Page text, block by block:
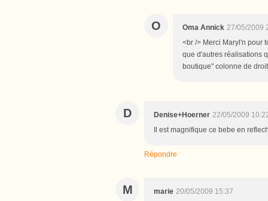
O Oma Annick 27/05/2009
<br /> Merci Maryl'n pour
que d'autres réalisations
boutique" colonne de
D Denise+Hoerner 22/05/2009
Il est magnifique ce bebe en
Répondre
M marie 20/05/2009 15:37